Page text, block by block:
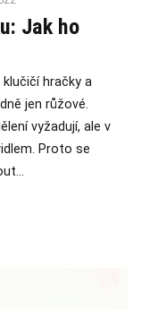
Jak ho
hračky a
jen růžové.
vyžadují, ale v
Proto se